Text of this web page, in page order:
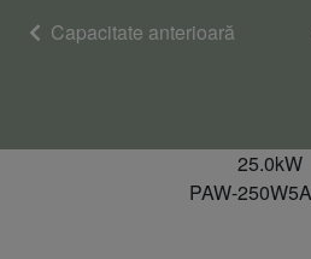
Capacitate anterioară
25.0kW
PAW-